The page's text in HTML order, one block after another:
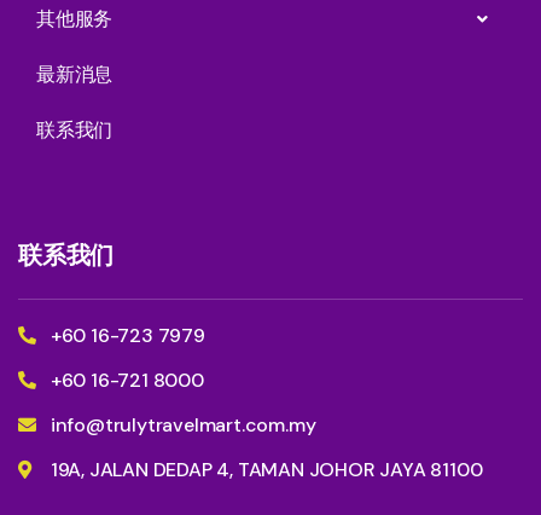
其他服务
最新消息
联系我们
联系我们
+60 16-723 7979
+60 16-721 8000
info@trulytravelmart.com.my
19A, JALAN DEDAP 4, TAMAN JOHOR JAYA 81100